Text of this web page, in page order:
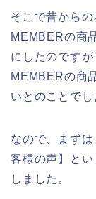
そこで昔から
MEMBERの商
にしたのです
MEMBERの商
いとのことでし
なので、まず
客様の声】と
しました。